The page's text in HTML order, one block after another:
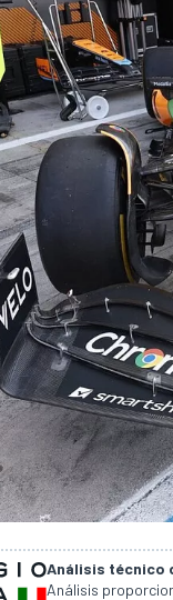
FÓRMULA E
Análisis técnico
Análisis